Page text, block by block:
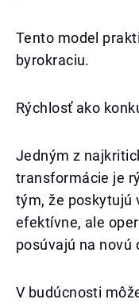
Tento model
byrokraciu.
Rýchlosť ako
Jedným z
transformácie je
tým, že poskytujú
efektívne, ale
posúvajú na novú
V budúcnosti